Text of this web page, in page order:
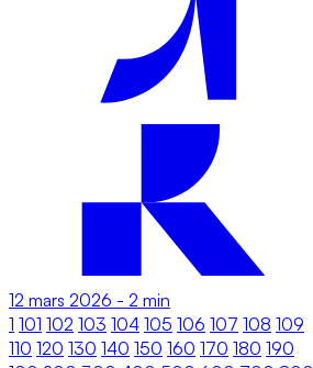
12 mars 2026 - 2 min
1 101 102 103 104 105 106 107 108 109
110 120 130 140 150 160 170 180 190